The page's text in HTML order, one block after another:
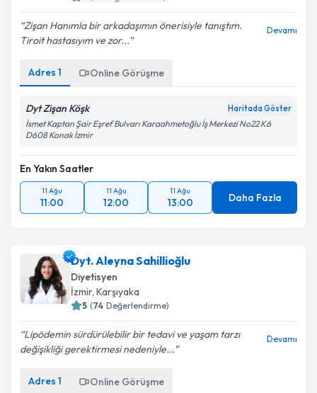
Zişan Hanımla bir arkadaşımın önerisiyle tanıştım.
Tiroit hastasıyım ve zor...
Devamı
Adres 1 Online Görüşme
Dyt Zişan Köşk Haritada Göster
İsmet Kaptan Şair Eşref Bulvarı Karaahmetoğlu İş Merkezi No22 K6
D608 Konak İzmir
En Yakın Saatler
11 Ağu
11:00
11 Ağu
12:00
11 Ağu
13:00 Daha Fazla
Dyt. Aleyna Sahillioğlu
Diyetisyen
İzmir, Karşıyaka
5 (74 Değerlendirme)
Lipödemin sürdürülebilir bir tedavi ve yaşam tarzı
değişikliği gerektirmesi nedeniyle...
Devamı
Adres 1 Online Görüşme